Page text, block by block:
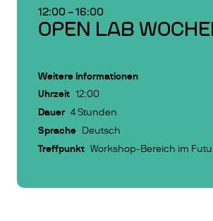
12:00 –16:00
OPEN LAB
Weitere Informationen
Uhrzeit 12:00
Dauer 4 Stunden
Sprache Deutsch
Treffpunkt Workshop-Bereich im